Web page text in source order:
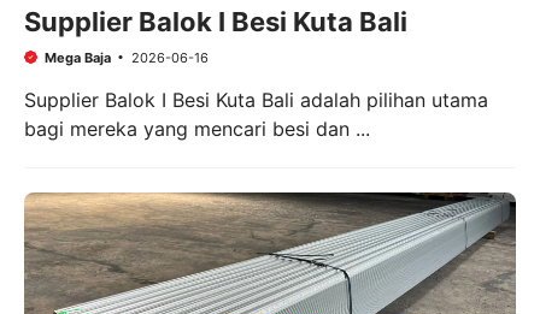
Supplier Balok I Besi Kuta Bali
Mega Baja 2026-06-16
Supplier Balok I Besi Kuta Bali adalah pilihan utama
bagi mereka yang mencari besi dan ...